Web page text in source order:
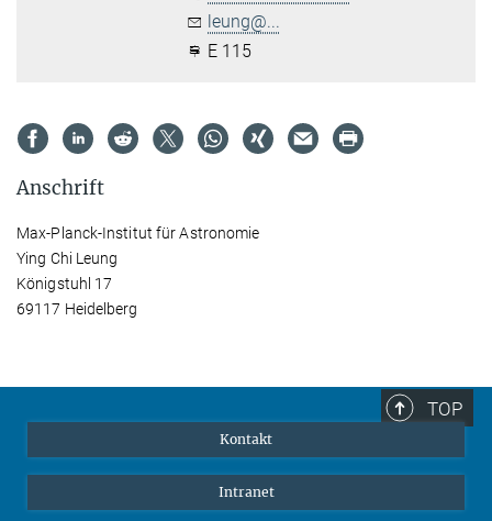
leung@...
E 115
Anschrift
Max-Planck-Institut für Astronomie
Ying Chi Leung
Königstuhl 17
69117 Heidelberg
TOP
Kontakt
Intranet